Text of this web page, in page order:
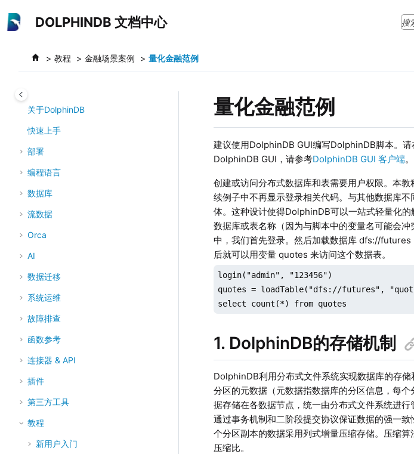
DOLPHINDB 文档中心
教程 金融场景案例 量化金融范例
关于DolphinDB
快速上手
部署
编程语言
数据库
流数据
Orca
AI
数据迁移
系统运维
故障排查
函数参考
连接器 & API
插件
第三方工具
教程
新用户入门
量化金融范例
建议使用DolphinDB GUI编写DolphinDB脚本。
DolphinDB GUI，请参考DolphinDB GUI 客户端。
创建或访问分布式数据库和表需要用户权限。本
续例子中不再显示登录相关代码。与其他数据库
体。这种设计使得DolphinDB可以一站式轻量化
数据库或表名称（因为与脚本中的变量名可能会冲
中，我们首先登录。然后加载数据库 dfs://
后就可以用变量 quotes 来访问这个数据表。
login("admin", "123456")
quotes = loadTable("dfs://futures",
select count(*) from quotes
1. DolphinDB的存储机制
DolphinDB利用分布式文件系统实现数据库的存
分区的元数据（元数据指数据库的分区信息，每
据存储在各数据节点，统一由分布式文件系统进
通过事务机制和二阶段提交协议保证数据的强一
个分区副本的数据采用列式增量压缩存储。压缩
压缩比。